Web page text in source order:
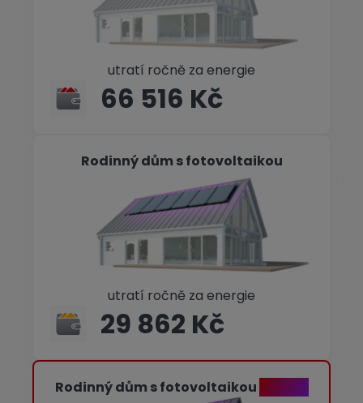
utratí ročně za energie
66 516 Kč
Rodinný dům s fotovoltaikou
utratí ročně za energie
29 862 Kč
Rodinný dům s fotovoltaikou